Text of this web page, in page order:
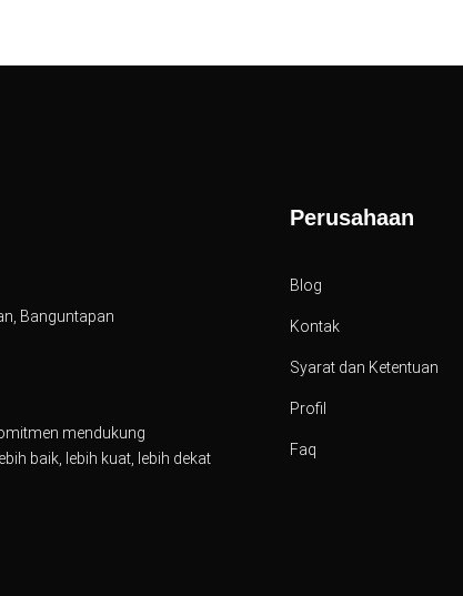
Banguntapan
mendukung
baik, lebih kuat, lebih dekat
Perusahaan
Blog
Kontak
Syarat dan Ketentuan
Profil
Faq